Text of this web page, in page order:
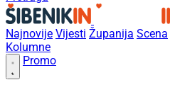
Najnovije Vijesti Županija Scena
Kolumne
Promo